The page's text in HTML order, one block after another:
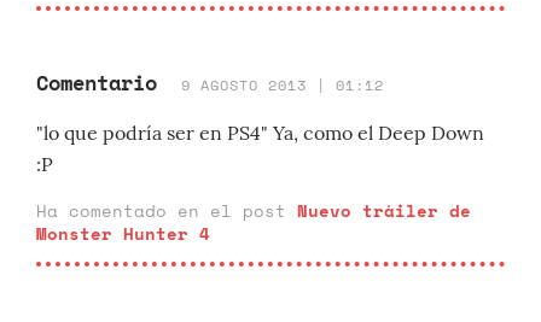
Comentario 9 AGOSTO 2013 | 01:12
"lo que podría ser en PS4" Ya, como el Deep Down
:P
Ha comentado en el post Nuevo tráiler de
Monster Hunter 4